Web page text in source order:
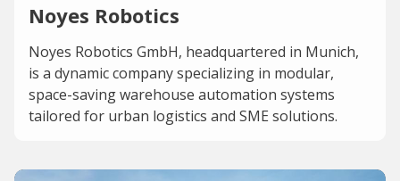
Noyes Robotics
Noyes Robotics GmbH, headquartered in Munich,
is a dynamic company specializing in modular,
space-saving warehouse automation systems
tailored for urban logistics and SME solutions.